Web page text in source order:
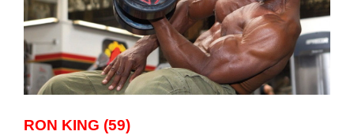
RON KING (59)